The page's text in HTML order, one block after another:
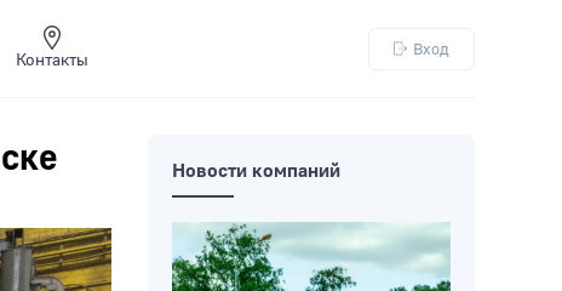
Контакты
Вход
Новости компаний